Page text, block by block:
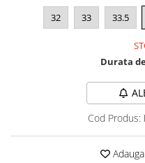
32 33 33.5
Durata
Cod Produs: